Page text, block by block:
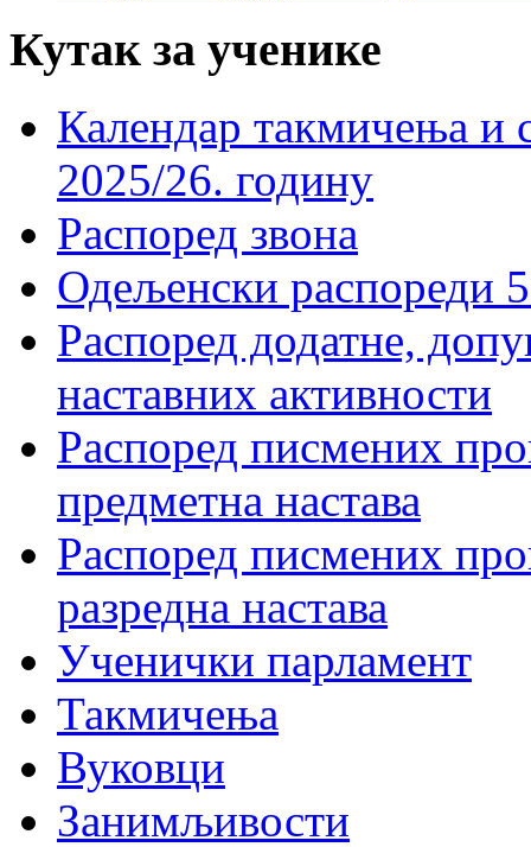
Кутак за ученике
Календар такмичења
2025/26. годину
Распоред звона
Одељенски распореди
Распоред додатне,
наставних активности
Распоред писмених
предметна настава
Распоред писмених
разредна настава
Ученички парламент
Такмичења
Вуковци
Занимљивости